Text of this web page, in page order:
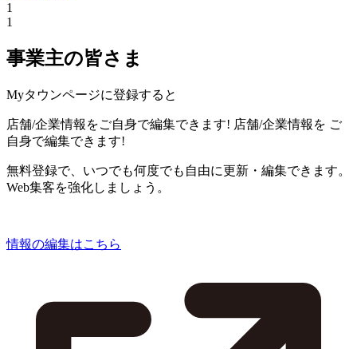
1
1
事業主の皆さま
Myタウンページに登録すると
店舗/企業情報をご自身で編集できます! 店舗/企業情報を ご
自身で編集できます!
無料登録で、いつでも何度でも自由に更新・編集できます。
Web集客を強化しましょう。
情報の編集はこちら